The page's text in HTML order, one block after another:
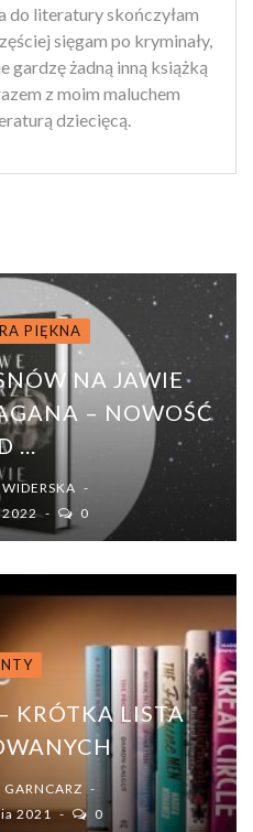
do literatury skończyłam
sięgam po kryminały,
gardzę żadną inną książką
z moim maluchem
dziecięcą.
PIĘKNA
NA JAWIE
– NOWOŚĆ
...
2022
0
KRÓTKA LISTA
GARNCARZ
2021
0